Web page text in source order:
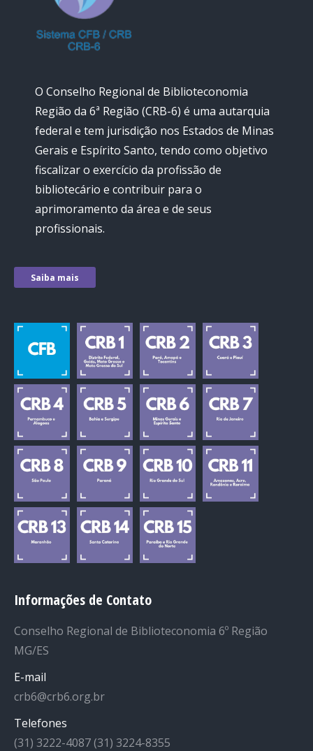
O Conselho Regional de Biblioteconomia
Região da 6ª Região (CRB-6) é uma autarquia
federal e tem jurisdição nos Estados de Minas
Gerais e Espírito Santo, tendo como objetivo
fiscalizar o exercício da profissão de
bibliotecário e contribuir para o
aprimoramento da área e de seus
profissionais.
Saiba mais
Informações de Contato
Conselho Regional de Biblioteconomia 6º Região
MG/ES
E-mail
crb6@crb6.org.br
Telefones
(31) 3222-4087 (31) 3224-8355